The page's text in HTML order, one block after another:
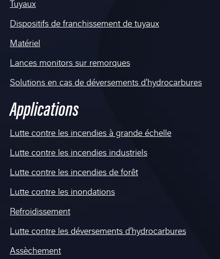
Tuyaux
Dispositifs de franchissement de tuyaux
Matériel
Lances monitors sur remorques
Solutions en cas de déversements d’hydrocarbures
Applications
Lutte contre les incendies à grande échelle
Lutte contre les incendies industriels
Lutte contre les incendies de forêt
Lutte contre les inondations
Refroidissement
Lutte contre les déversements d’hydrocarbures
Assèchement